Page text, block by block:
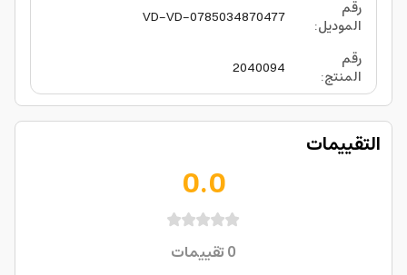
رقم
الموديل:
VD-VD-0785034870477
رقم
المنتج:
2040094
التقييمات
0.0
0تقييمات